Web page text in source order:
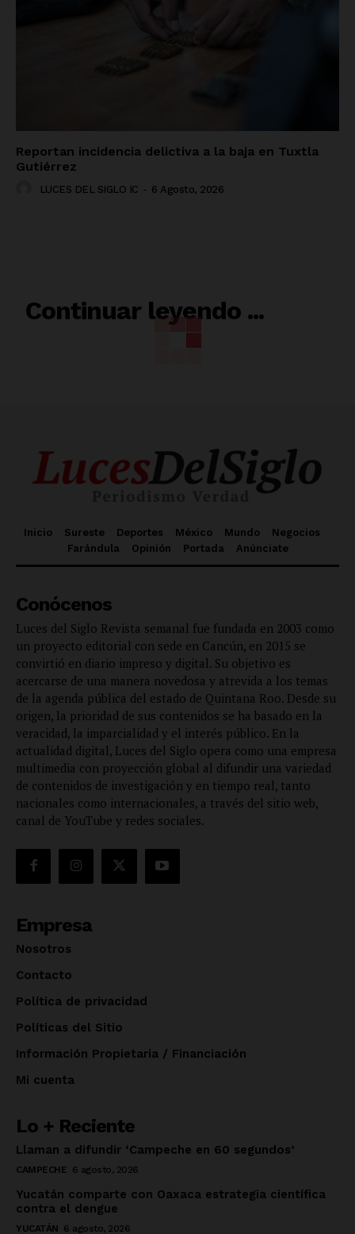
Reportan incidencia delictiva a la baja en Tuxtla
Gutiérrez
LUCES DEL SIGLO IC - 6 Agosto, 2026
Continuar leyendo ...
RELACIONADO
Inicio Sureste Deportes México Mundo
Negocios
Farándula
Opinión Portada Anúnciate
Conócenos
Luces del Siglo Revista semanal fue fundada en 2003 como
un proyecto editorial con sede en Cancún, en 2015 se
convirtió en diario impreso y digital. Su objetivo es
acercarse de una manera novedosa y atrevida a los temas
de la agenda pública del estado de Quintana Roo. Desde su
origen, la prioridad de sus contenidos se ha basado en la
veracidad, la imparcialidad y el interés público. En la
actualidad digital, Luces del Siglo opera como una empresa
multimedia con proyección global al difundir una variedad
de contenidos de investigación y en tiempo real, tanto
nacionales como internacionales, a través del sitio web,
canal de YouTube y redes sociales.
Empresa
Nosotros
Contacto
Política de privacidad
Políticas del Sitio
Información Propietaria / Financiación
Mi cuenta
Lo + Reciente
Llaman a difundir ‘Campeche en 60 segundos’
CAMPECHE 6 agosto, 2026
Yucatán comparte con Oaxaca estrategia científica
contra el dengue
YUCATÁN 6 agosto, 2026